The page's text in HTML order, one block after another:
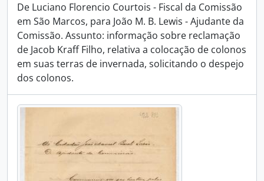
De Luciano Florencio Courtois - Fiscal da Comissão
em São Marcos, para João M. B. Lewis - Ajudante da
Comissão. Assunto: informação sobre reclamação
de Jacob Kraff Filho, relativa a colocação de colonos
em suas terras de invernada, solicitando o despejo
dos colonos.